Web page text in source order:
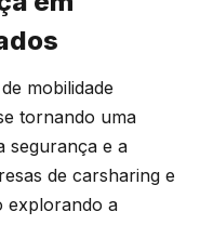
mobilidade
tornando uma
segurança e a
de carsharing e
explorando a